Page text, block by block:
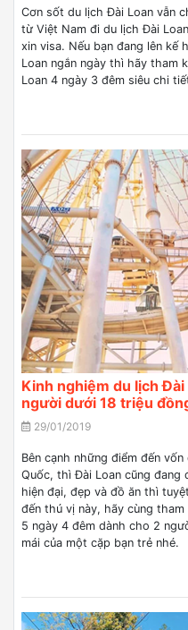
Cơn sốt du lịch Đài Loan vẫn
từ Việt Nam đi du lịch Đài
xin visa. Nếu bạn đang lên kế
Loan ngắn ngày thì hãy tham
Loan 4 ngày 3 đêm siêu chi
Kinh nghiệm du lịch
người dưới 18 triệu
29/01/2019
Bên cạnh những điểm đến
Quốc, thì Đài Loan cũng đang
hiện đại, đẹp và đồ ăn thì
đến thú vị này, hãy cùng
5 ngày 4 đêm dành cho 2
mái của một cặp bạn trẻ nhé.